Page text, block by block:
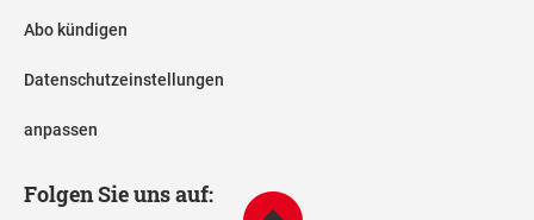
Abo kündigen
Datenschutzeinstellungen
anpassen
Folgen Sie uns auf: